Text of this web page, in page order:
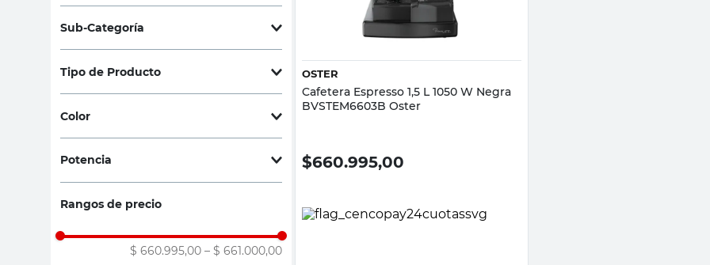
Sub-Categoría
Tipo de Producto
Color
Potencia
Rangos de precio
$ 660.995,00 – $ 661.000,00
Vista rápida
OSTER
Cafetera Espresso 1,5 L 1050 W Negra
BVSTEM6603B Oster
$660.995,00